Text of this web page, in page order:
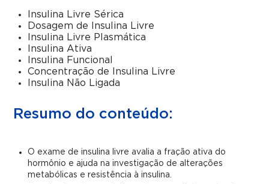
Insulina Livre Sérica
Dosagem de Insulina Livre
Insulina Livre Plasmática
Insulina Ativa
Insulina Funcional
Concentração de Insulina Livre
Insulina Não Ligada
Resumo do conteúdo:
O exame de insulina livre avalia a fração ativa do
hormônio e ajuda na investigação de alterações
metabólicas e resistência à insulina.